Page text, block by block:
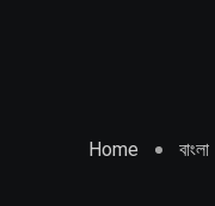
Home বাংলা